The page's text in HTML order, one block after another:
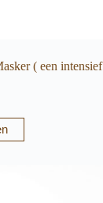
( een intensief